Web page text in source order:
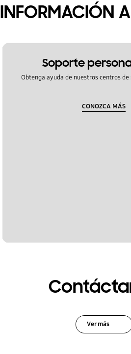
INFORMACIÓN
Soporte
Obtenga ayuda de nuestros centros
CONOZCA MÁS
Ver más